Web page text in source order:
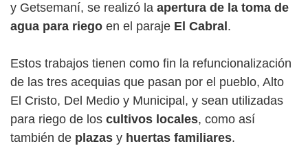
y Getsemaní, se realizó la apertura de la toma de
agua para riego en el paraje El Cabral .
Estos trabajos tienen como fin la refuncionalización
de las tres acequias que pasan por el pueblo, Alto
El Cristo, Del Medio y Municipal, y sean utilizadas
para riego de los cultivos locales, como así
también de plazas y huertas familiares.